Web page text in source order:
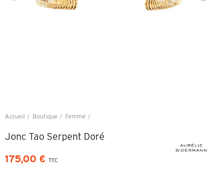
Accueil Boutique Femme
Jonc Tao Serpent Doré
175,00 € TTC